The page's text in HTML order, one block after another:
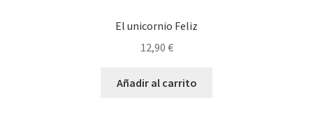
El unicornio Feliz
12,90 €
Añadir al carrito